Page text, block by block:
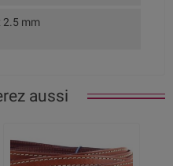
2.5 mm
aussi